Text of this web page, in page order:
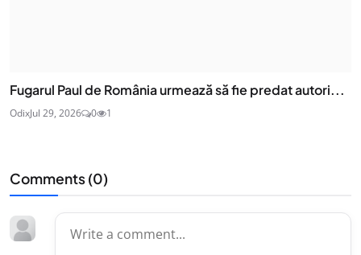
Fugarul Paul de România urmează să fie predat autori...
OdixJul 29, 2026 0 1
Comments (0)